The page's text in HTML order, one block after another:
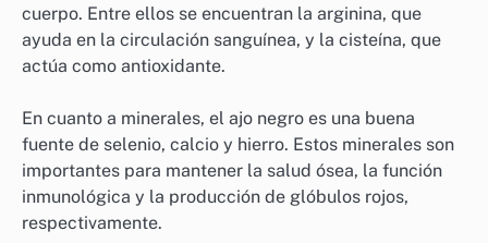
cuerpo. Entre ellos se encuentran la arginina, que
ayuda en la circulación sanguínea, y la cisteína, que
actúa como antioxidante.
En cuanto a minerales, el ajo negro es una buena
fuente de selenio, calcio y hierro. Estos minerales son
importantes para mantener la salud ósea, la función
inmunológica y la producción de glóbulos rojos,
respectivamente.